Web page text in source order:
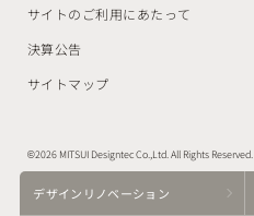
デザイン リノベーション
サイトのご利用にあたって
決算公告
サイトマップ
©2026 MITSUI Designtec Co.,Ltd. All Rights Reserved.